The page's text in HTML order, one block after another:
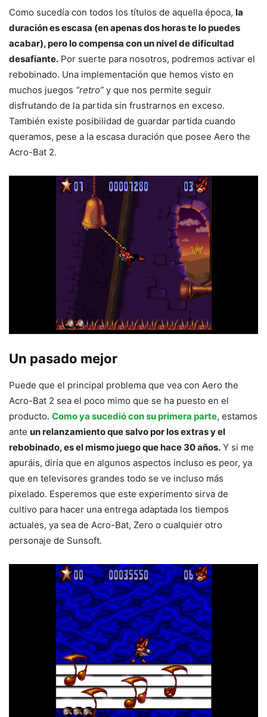
Como sucedía con todos los títulos de aquella época, la
duración es escasa (en apenas dos horas te lo puedes
acabar), pero lo compensa con un nivel de dificultad
desafiante. Por suerte para nosotros, podremos activar el
rebobinado. Una implementación que hemos visto en
muchos juegos “retro” y que nos permite seguir
disfrutando de la partida sin frustrarnos en exceso.
También existe posibilidad de guardar partida cuando
queramos, pese a la escasa duración que posee Aero the
Acro-Bat 2.
Un pasado mejor
Puede que el principal problema que vea con Aero the
Acro-Bat 2 sea el poco mimo que se ha puesto en el
producto. Como ya sucedió con su primera parte, estamos
ante un relanzamiento que salvo por los extras y el
rebobinado, es el mismo juego que hace 30 años. Y si me
apuráis, diría que en algunos aspectos incluso es peor, ya
que en televisores grandes todo se ve incluso más
pixelado. Esperemos que este experimento sirva de
cultivo para hacer una entrega adaptada los tiempos
actuales, ya sea de Acro-Bat, Zero o cualquier otro
personaje de Sunsoft.